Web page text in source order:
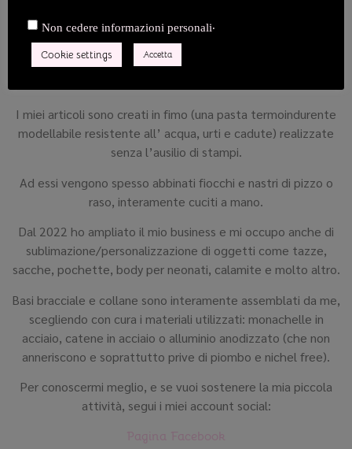
I miei articoli sono creati in fimo (una pasta termoindurente
modellabile resistente all’ acqua, urti e cadute) realizzate
senza l’ausilio di stampi.
Ad essi vengono spesso abbinati fiocchi e nastri di pizzo o
raso, interamente cuciti a mano.
Dal 2022 ho ampliato il mio business e mi occupo anche di
sublimazione/personalizzazione di oggetti come tazze,
sacche, pochette, body per neonati, calamite e molto altro.
Basi bracciale e collane sono interamente assemblati da me,
scegliendo con cura i materiali utilizzati: monachelle in
acciaio, catene in acciaio o alluminio anodizzato (che non
anneriscono e soprattutto prive di piombo e nichel free).
Per conoscermi meglio, e se vuoi sostenere la mia piccola
attività, segui i miei account social:
Pagina Facebook
Non cedere informazioni personali.
Cookie settings Accetta